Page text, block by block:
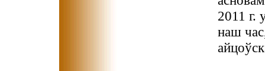
2011 г.
наш